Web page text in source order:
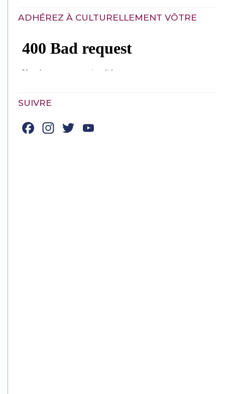
ADHÉREZ À CULTURELLEMENT VÔTRE
SUIVRE
Facebook
Instagram
Twitter